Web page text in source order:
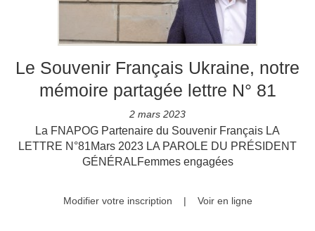
Le Souvenir Français Ukraine, notre
mémoire partagée lettre N° 81
2 mars 2023
La FNAPOG Partenaire du Souvenir Français LA
LETTRE N°81Mars 2023 LA PAROLE DU PRÉSIDENT
GÉNÉRALFemmes engagées
Modifier votre inscription | Voir en ligne